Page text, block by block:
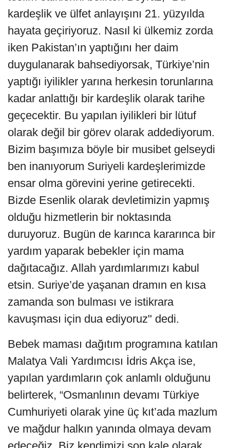
kardeşlik ve ülfet anlayışını 21. yüzyılda
hayata geçiriyoruz. Nasıl ki ülkemiz zorda
iken Pakistan’ın yaptığını her daim
duygulanarak bahsediyorsak, Türkiye’nin
yaptığı iyilikler yarına herkesin torunlarına
kadar anlattığı bir kardeşlik olarak tarihe
geçecektir. Bu yapılan iyilikleri bir lütuf
olarak değil bir görev olarak addediyorum.
Bizim başımıza böyle bir musibet gelseydi
ben inanıyorum Suriyeli kardeşlerimizde
ensar olma görevini yerine getirecekti.
Bizde Esenlik olarak devletimizin yapmış
olduğu hizmetlerin bir noktasında
duruyoruz. Bugün de karınca kararınca bir
yardım yaparak bebekler için mama
dağıtacağız. Allah yardımlarımızı kabul
etsin. Suriye’de yaşanan dramın en kısa
zamanda son bulması ve istikrara
kavuşması için dua ediyoruz" dedi.
Bebek maması dağıtım programına katılan
Malatya Vali Yardımcısı İdris Akça ise,
yapılan yardımların çok anlamlı olduğunu
belirterek, “Osmanlının devamı Türkiye
Cumhuriyeti olarak yine üç kıt’ada mazlum
ve mağdur halkın yanında olmaya devam